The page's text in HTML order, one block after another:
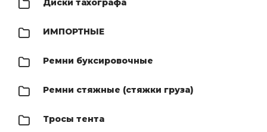
Диски тахографа
ИМПОРТНЫЕ
Ремни буксировочные
Ремни стяжные (стяжки груза)
Тросы тента